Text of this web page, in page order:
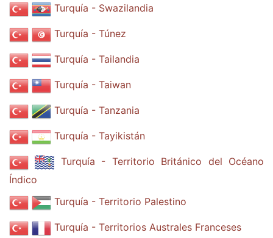
Turquía - Swazilandia
Turquía - Túnez
Turquía - Tailandia
Turquía - Taiwan
Turquía - Tanzania
Turquía - Tayikistán
Turquía - Territorio Británico del Océano
Índico
Turquía - Territorio Palestino
Turquía - Territorios Australes Franceses